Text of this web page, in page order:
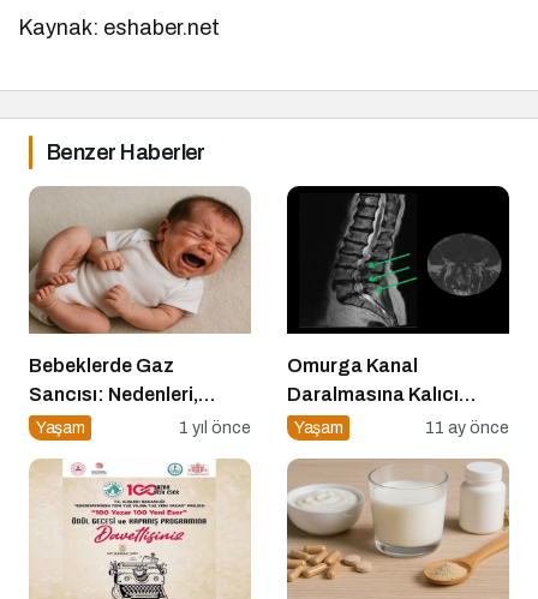
Kaynak: eshaber.net
Benzer Haberler
Bebeklerde Gaz
Sancısı: Nedenleri,
Belirtileri ve Etkili
Yaşam 1 yıl önce
Omurga Kanal
Daralmasına Kalıcı
Çözüm: Minimal İnvaziv
Yaşam 11 ay önce